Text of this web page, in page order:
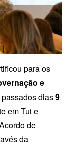
para os
e
dias9
em Tui e
de
da